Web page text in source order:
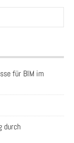
für BIM im
durch